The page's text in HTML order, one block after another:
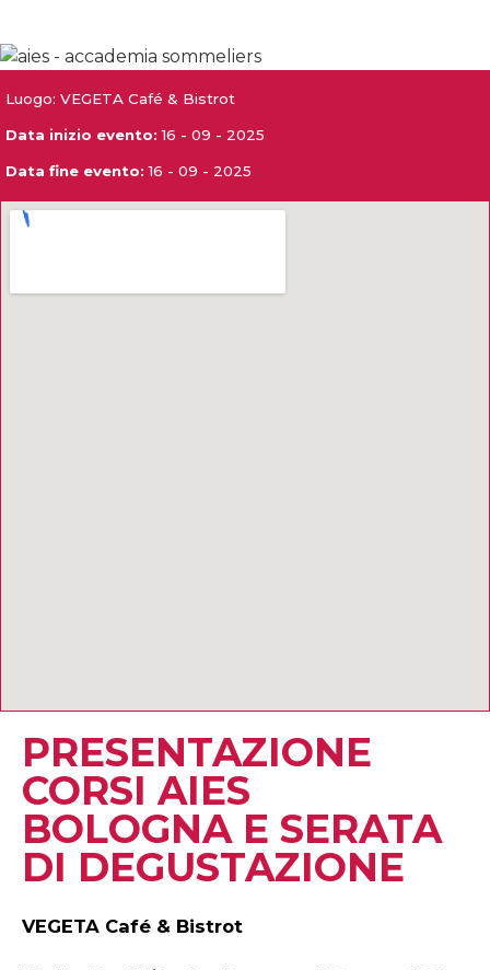
Luogo: VEGETA Café & Bistrot
Data inizio evento: 16 - 09 - 2025
Data fine evento:16 - 09 - 2025
PRESENTAZIONE
CORSI AIES
BOLOGNA E SERATA
DI DEGUSTAZIONE
VEGETA Café & Bistrot